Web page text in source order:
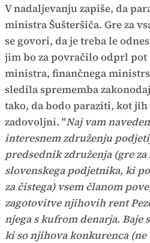
V nadaljevanju zapiše, da
ministra Šušteršiča. Gre za
se govori, da je treba le
jim bo za povračilo odprl pot
ministra, finančnega
sledila sprememba
tako, da bodo paraziti, kot
zadovoljni. "Naj vam
interesnem združenju
predsednik združenja (gre za
slovenskega podjetnika, ki
za čistega) vsem članom
zagotovitve njihovih rent
njega s kufrom denarja. Baje
ki so njihova konkurenca (ne